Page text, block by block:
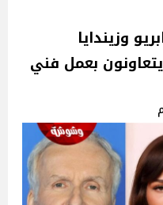
وزيندايا
بعمل فني